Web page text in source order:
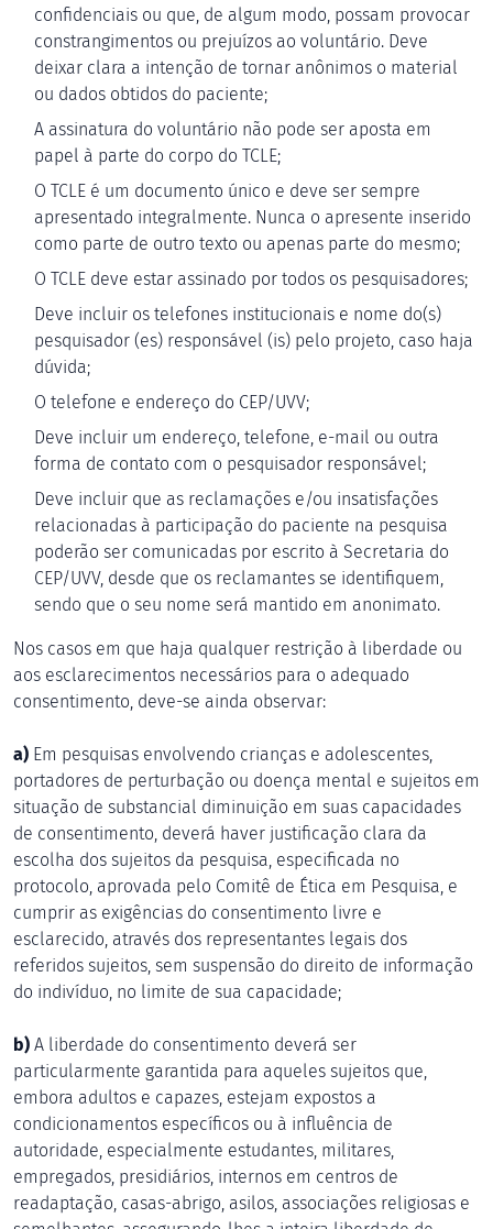
confidenciais ou que, de algum modo, possam provocar
constrangimentos ou prejuízos ao voluntário. Deve
deixar clara a intenção de tornar anônimos o material
ou dados obtidos do paciente;
A assinatura do voluntário não pode ser aposta em
papel à parte do corpo do TCLE;
O TCLE é um documento único e deve ser sempre
apresentado integralmente. Nunca o apresente inserido
como parte de outro texto ou apenas parte do mesmo;
O TCLE deve estar assinado por todos os pesquisadores;
Deve incluir os telefones institucionais e nome do(s)
pesquisador (es) responsável (is) pelo projeto, caso haja
dúvida;
O telefone e endereço do CEP/UVV;
Deve incluir um endereço, telefone, e-mail ou outra
forma de contato com o pesquisador responsável;
Deve incluir que as reclamações e/ou insatisfações
relacionadas à participação do paciente na pesquisa
poderão ser comunicadas por escrito à Secretaria do
CEP/UVV, desde que os reclamantes se identifiquem,
sendo que o seu nome será mantido em anonimato.
Nos casos em que haja qualquer restrição à liberdade ou
aos esclarecimentos necessários para o adequado
consentimento, deve-se ainda observar:
a) Em pesquisas envolvendo crianças e adolescentes,
portadores de perturbação ou doença mental e sujeitos em
situação de substancial diminuição em suas capacidades
de consentimento, deverá haver justificação clara da
escolha dos sujeitos da pesquisa, especificada no
protocolo, aprovada pelo Comitê de Ética em Pesquisa, e
cumprir as exigências do consentimento livre e
esclarecido, através dos representantes legais dos
referidos sujeitos, sem suspensão do direito de informação
do indivíduo, no limite de sua capacidade;
b) A liberdade do consentimento deverá ser
particularmente garantida para aqueles sujeitos que,
embora adultos e capazes, estejam expostos a
condicionamentos específicos ou à influência de
autoridade, especialmente estudantes, militares,
empregados, presidiários, internos em centros de
readaptação, casas-abrigo, asilos, associações religiosas e